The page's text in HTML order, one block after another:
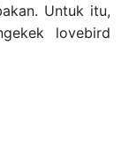
Untuk itu,
lovebird